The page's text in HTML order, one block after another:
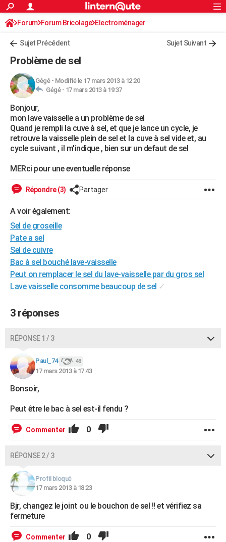
ACTUALITÉS
Politique
Société
Faits Divers
Education
Monde
Villes
+
FINANCE
Retraite
Impôts
Epargne
Immobilier
Risques naturels par ville
Banque
Assurance
Crédit
AUTO
Essais
Réserver un essai
Citadines
Berlines
SUV
Forum auto
+HIGH-TECH
Mobiles
Meilleur smartphone
Internet
Ordinateurs
Jeux vidéo
Guide high-tech
+BRICOLAGE
Forum
Aménagement intérieur
Extérieur
Cuisine
Salle de bains
Jardinage
Rangement
Guides de France
Escapades
Patrimoine
Expositions
Week-end nature
Art de vivre
Bien-être
Loisirs
Mode
Modes de vie
Alimentation
Guide de la santé
Maladies
Médicaments
Sommeil
Destinations
City break
Voyage nature
Voyage de noces
Forum
Climat
+PHOTO
GUIDES D'ACHAT
BONS PLANS
Carte de Noël
Carte Bonne année
Carte Saint-Valentin
Carte Pâques
Carte d'anniversaire
DICTIONNAIRE
Dictionnaire
Biographies
Citations
Expressions
Proverbes
PROGRAMME TV
COPAINS D'AVANT
S'inscrire
Se connecter
Lycées
Collèges
Primaires
Universités
Entreprises
Service militaire
Avis de recherche
S'inscrire
Connexion
Forum Forum Bricolage Electroménager
Sujet Précédent Sujet Suivant
Problème de sel
Gégé- Modifié le 17 mars 2013 à 12:20
Gégé - 17 mars 2013 à 19:37
Bonjour,
mon lave vaisselle a un problème de sel
Quand je rempli la cuve à sel, et que je lance un cycle, je
retrouve la vaisselle plein de sel et la cuve à sel vide et, au
cycle suivant , il m'indique , bien sur un defaut de sel
MERci pour une eventuelle réponse
Répondre (3) Partager
A voir également:
Sel de groseille
Pate a sel
Sel de cuivre
Bac à sel bouché lave-vaisselle
Peut on remplacer le sel du lave-vaisselle par du gros sel
Lave vaisselle consomme beaucoup de sel ✓
3 réponses
RÉPONSE 1 / 3
Paul_74 48
17 mars 2013 à 17:43
Bonsoir,
Peut être le bac à sel est-il fendu ?
Commenter 0
RÉPONSE 2 / 3
Profil bloqué
17 mars 2013 à 18:23
Bjr, changez le joint ou le bouchon de sel !! et vérifiez sa
fermeture
Commenter 0